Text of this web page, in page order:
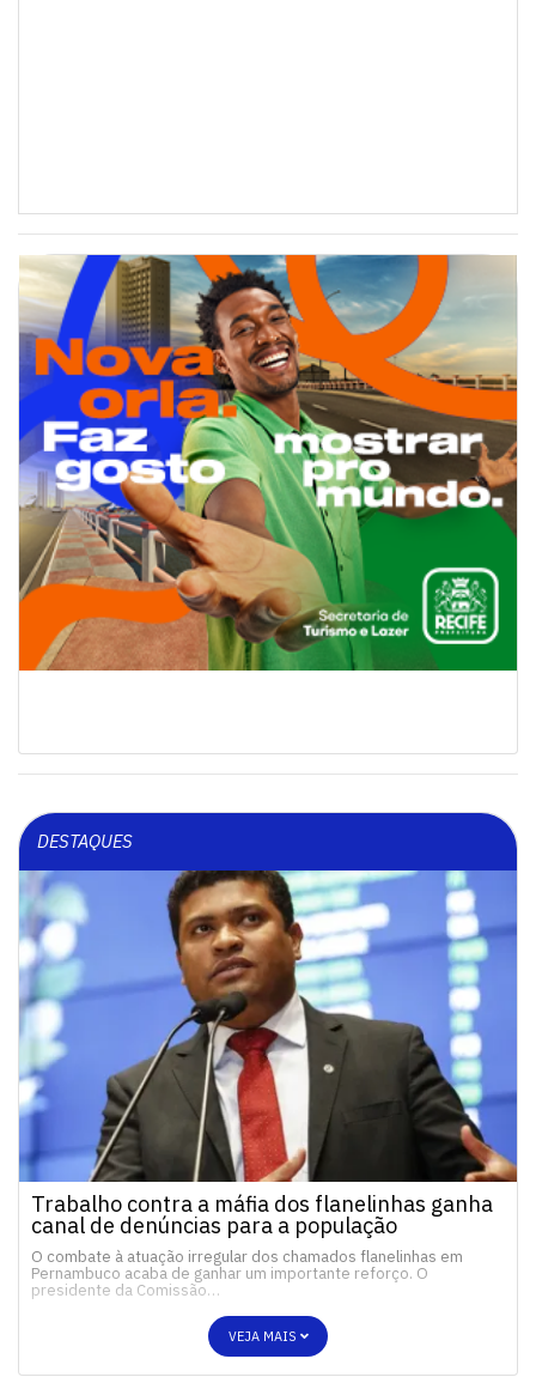
DESTAQUES
Trabalho contra a máfia dos flanelinhas ganha
canal de denúncias para a população
O combate à atuação irregular dos chamados flanelinhas em
Pernambuco acaba de ganhar um importante reforço. O
presidente da Comissão…
VEJA MAIS